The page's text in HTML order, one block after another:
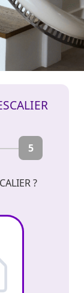
5
?